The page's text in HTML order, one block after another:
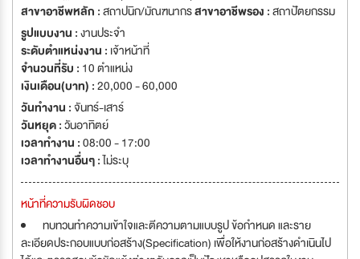
สาขาอาชีพหลัก :สถาปนิก/มัณฑนากรสาขาอาชีพรอง :สถาปัตยกรรม
รูปแบบงาน :งานประจำ
ระดับตำแหน่งงาน : เจ้าหน้าที่
จำนวนที่รับ : 10 ตำแหน่ง
เงินเดือน(บาท) :20,000 - 60,000
วันทำงาน :จันทร์-เสาร์
วันหยุด :วันอาทิตย์
เวลาทำงาน :08:00 - 17:00
เวลาทำงานอื่นๆ :ไม่ระบุ
หน้าที่ความรับผิดชอบ
ทบทวนทำความเข้าใจและตีความตามแบบรูป ข้อกำหนด และราย
ละเอียดประกอบแบบก่อสร้าง(Specification) เพื่อให้งานก่อสร้างดำเนินไป